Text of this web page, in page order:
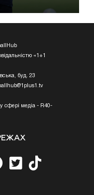
«1+1
буд. 23
сфері медіа - R40-